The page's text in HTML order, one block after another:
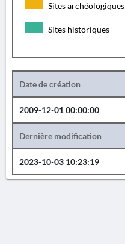
Sites archéologiques
Sites historiques
Date de création
2009-12-01 00:00:00
Dernière modification
2023-10-03 10:23:19